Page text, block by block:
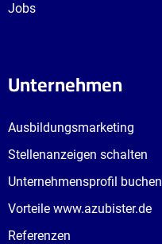
Jobs
Unternehmen
Ausbildungsmarketing
Stellenanzeigen schalten
Unternehmensprofil buchen
Vorteile www.azubister.de
Referenzen